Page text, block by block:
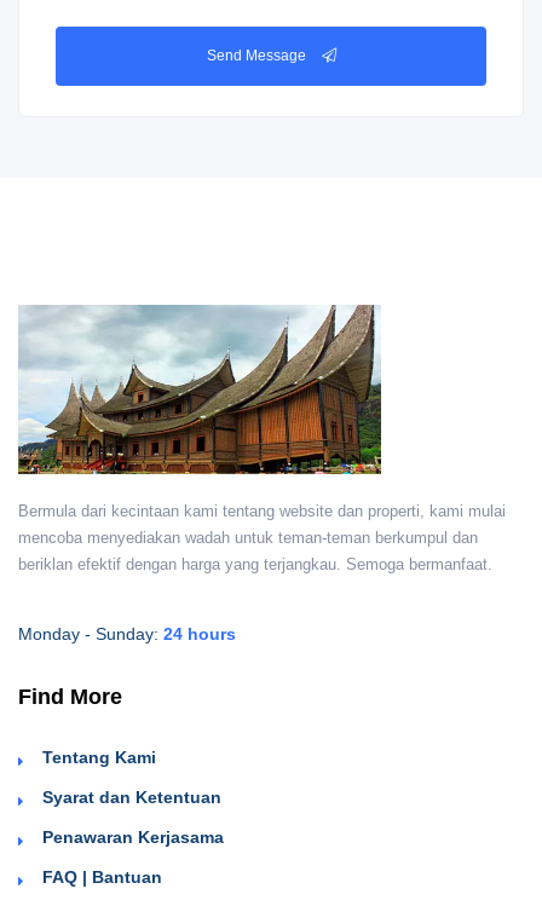
Send Message
Bermula dari kecintaan kami tentang website dan properti, kami mulai
mencoba menyediakan wadah untuk teman-teman berkumpul dan
beriklan efektif dengan harga yang terjangkau. Semoga bermanfaat.
Monday - Sunday: 24 hours
Find More
Tentang Kami
Syarat dan Ketentuan
Penawaran Kerjasama
FAQ | Bantuan